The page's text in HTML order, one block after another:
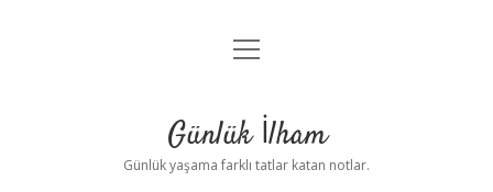
Anasayfa
Yasal Uyarı
menüyü
Günlük İlham
Günlük yaşama farklı tatlar katan notlar.